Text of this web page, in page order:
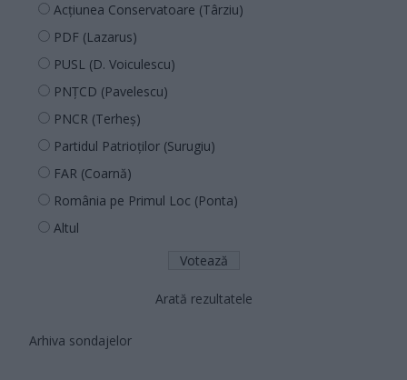
Acțiunea Conservatoare (Târziu)
PDF (Lazarus)
PUSL (D. Voiculescu)
PNȚCD (Pavelescu)
PNCR (Terheș)
Partidul Patrioților (Surugiu)
FAR (Coarnă)
România pe Primul Loc (Ponta)
Altul
Arată rezultatele
Arhiva sondajelor